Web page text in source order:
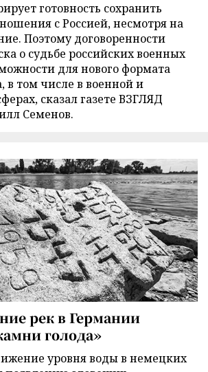
готовность сохранить
с Россией, несмотря на
Поэтому договоренности
о судьбе российских военных
для нового формата
в том числе в военной и
сказал газете ВЗГЛЯД
Семенов.
рек в Германии
голода»
уровня воды в немецких